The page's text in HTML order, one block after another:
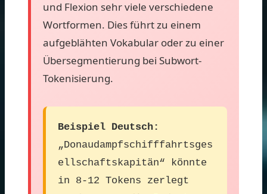
und Flexion sehr viele verschiedene
Wortformen. Dies führt zu einem
aufgeblähten Vokabular oder zu einer
Übersegmentierung bei Subwort-
Tokenisierung.
Beispiel Deutsch:
„Donaudampfschifffahrtsges
ellschaftskapitän“ könnte
in 8-12 Tokens zerlegt